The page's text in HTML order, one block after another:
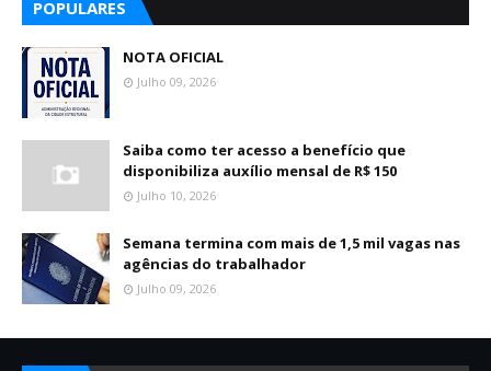
POPULARES
NOTA OFICIAL
Julho 09, 2026
Saiba como ter acesso a benefício que
disponibiliza auxílio mensal de R$ 150
Julho 10, 2026
Semana termina com mais de 1,5 mil vagas nas
agências do trabalhador
Julho 09, 2026